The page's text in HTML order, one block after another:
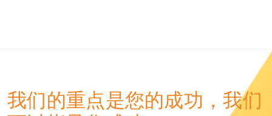
我们的重点是您的成功，我们